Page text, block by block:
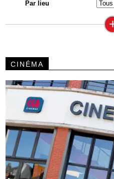
Par lieu
CINÉMA